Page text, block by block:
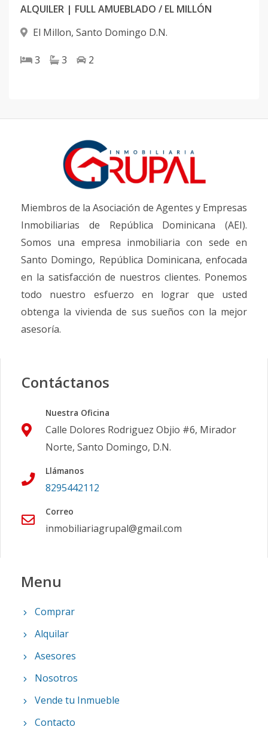
ALQUILER | FULL AMUEBLADO / EL MILLÓN
El Millon, Santo Domingo D.N.
3 3 2
Miembros de la Asociación de Agentes y Empresas
Inmobiliarias de República Dominicana (AEI).
Somos una empresa inmobiliaria con sede en
Santo Domingo, República Dominicana, enfocada
en la satisfacción de nuestros clientes. Ponemos
todo nuestro esfuerzo en lograr que usted
obtenga la vivienda de sus sueños con la mejor
asesoría.
Contáctanos
Nuestra Oficina
Calle Dolores Rodriguez Objio #6, Mirador
Norte, Santo Domingo, D.N.
Llámanos
8295442112
Correo
inmobiliariagrupal@gmail.com
Menu
Comprar
Alquilar
Asesores
Nosotros
Vende tu Inmueble
Contacto